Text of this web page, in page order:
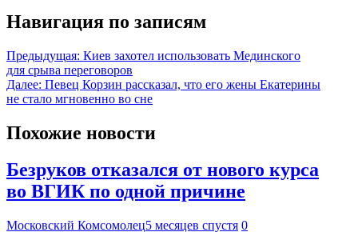
Навигация по записям
Предыдущая: Киев захотел использовать Мединского
для срыва переговоров
Далее: Певец Корзин рассказал, что его жены Екатерины
не стало мгновенно во сне
Похожие новости
Безруков отказался от нового курса
во ВГИК по одной причине
Московский Комсомолец5 месяцев спустя 0